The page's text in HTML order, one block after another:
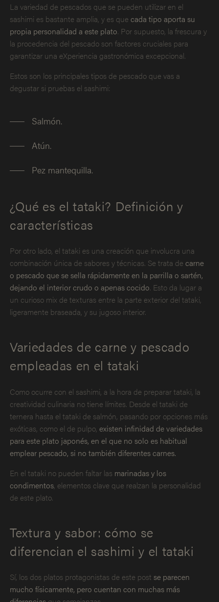
La variedad de pescados que se pueden utilizar en el
sashimi es bastante amplia, y es que cada tipo aporta su
propia personalidad a este plato. Por supuesto, la frescura y
la procedencia del pescado son factores cruciales para
garantizar una eXperiencia gastronómica excepcional.
Estos son los principales tipos de pescado que vas a
degustar si pruebas el sashimi:
Salmón.
Atún.
Pez mantequilla.
¿Qué es el tataki? Definición y
características
Por otro lado, el tataki es una creación que involucra una
combinación única de sabores y técnicas. Se trata de carne
o pescado que se sella rápidamente en la parrilla o sartén,
dejando el interior crudo o apenas cocido. Esto da lugar a
un curioso mix de texturas entre la parte exterior del tataki,
ligeramente braseada, y su jugoso interior.
Variedades de carne y pescado
empleadas en el tataki
Como ocurre con el sashimi, a la hora de preparar tataki, la
creatividad culinaria no tiene límites. Desde el tataki de
ternera hasta el tataki de salmón, pasando por opciones más
exóticas, como el de pulpo, existen infinidad de variedades
para este plato japonés, en el que no solo es habitual
emplear pescado, si no también diferentes carnes.
En el tataki no pueden faltar las marinadas y los
condimentos, elementos clave que realzan la personalidad
de este plato.
Textura y sabor: cómo se
diferencian el sashimi y el tataki
Sí, los dos platos protagonistas de este post se parecen
mucho físicamente, pero cuentan con muchas más